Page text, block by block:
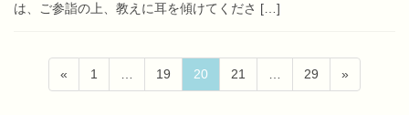
は、ご参詣の上、教えに耳を傾けてくださ […]
«
固
定
1 …
固
定
19
固
定
20
固
定
21 …
固
定
29 »